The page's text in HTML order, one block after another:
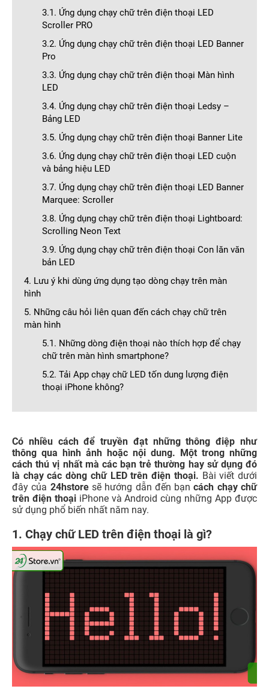
3.1. Ứng dụng chạy chữ trên điện thoại LED
Scroller PRO
3.2. Ứng dụng chạy chữ trên điện thoại LED Banner
Pro
3.3. Ứng dụng chạy chữ trên điện thoại Màn hình
LED
3.4. Ứng dụng chạy chữ trên điện thoại Ledsy –
Bảng LED
3.5. Ứng dụng chạy chữ trên điện thoại Banner Lite
3.6. Ứng dụng chạy chữ trên điện thoại LED cuộn
và bảng hiệu LED
3.7. Ứng dụng chạy chữ trên điện thoại LED Banner
Marquee: Scroller
3.8. Ứng dụng chạy chữ trên điện thoại Lightboard:
Scrolling Neon Text
3.9. Ứng dụng chạy chữ trên điện thoại Con lăn văn
bản LED
4. Lưu ý khi dùng ứng dụng tạo dòng chạy trên màn
hình
5. Những câu hỏi liên quan đến cách chạy chữ trên
màn hình
5.1. Những dòng điện thoại nào thích hợp để chạy
chữ trên màn hình smartphone?
5.2. Tải App chạy chữ LED tốn dung lượng điện
thoại iPhone không?
Có nhiều cách để truyền đạt những thông điệp như
thông qua hình ảnh hoặc nội dung. Một trong những
cách thú vị nhất mà các bạn trẻ thường hay sử dụng đó
là chạy các dòng chữ LED trên điện thoại. Bài viết dưới
đây của 24hstoresẽ hướng dẫn đến bạn cách chạy chữ
trên điện thoạiiPhone và Android cùng những App được
sử dụng phổ biến nhất năm nay.
1. Chạy chữ LED trên điện thoại là gì?